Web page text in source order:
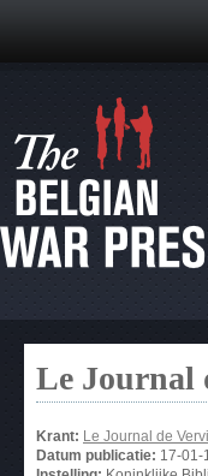
Le Journal
Krant: Le Journal de
Datum publicatie: 17-01-